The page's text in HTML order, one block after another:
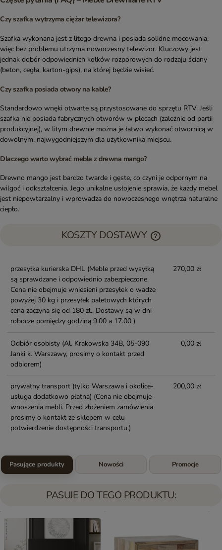
Czy szafka wytrzyma ciężar telewizora?
Szafka wykonana jest z litego drewna i posiada solidne mocowania,
więc bez problemu utrzyma nowoczesny telewizor. Kluczowy jest
jednak dobór odpowiednich kołków rozporowych do rodzaju ściany
(beton, cegła, karton-gips), na której będzie wisieć.
Czy szafka posiada otwory na kable?
Standardowo wnęki otwarte są przystosowane do sprzętu RTV. Jeśli
szafka nie posiada fabrycznych otworów w plecach (zależnie od partii
produkcyjnej), w litym drewnie można je łatwo wykonać otwornicą w
dowolnym, najwygodniejszym dla użytkownika miejscu.
Dlaczego warto wybrać meble z drewna mango?
Drewno mango jest bardzo twarde i gęste, co czyni je odpornym na
wilgoć i odkształcenia. Jego unikalne usłojenie sprawia, że każdy mebel
jest niepowtarzalny i wprowadza do nowoczesnego wnętrza naturalne
ciepło.
KOSZTY DOSTAWY
przesyłka kurierska DHL (Meble przed wysyłką
są sprawdzane i odpowiednio zabezpieczone.
Cena nie obejmuje wniesieni przesyłek o wadze
powyżej 30 kg i przesyłek paletowych których
cena zaczyna się od 180 zł.. Dostawy są w dni
robocze pomiędzy godziną 9.00 a 17.00 )
270,00 zł
Odbiór osobisty (Al. Krakowska 34B, 05-090
Janki k. Warszawy, prosimy o kontakt przed
odbiorem)
0,00 zł
prywatny transport (tylko Warszawa i okolice-
usługa dodatkowo płatna) (Cena nie obejmuje
wnoszenia mebli. Przed złożeniem zamówienia
prosimy o kontakt ze sklepem w celu
potwierdzenie dostępności transportu.)
200,00 zł
Pasujące produkty Nowości Promocje
PASUJE DO TEGO PRODUKTU: